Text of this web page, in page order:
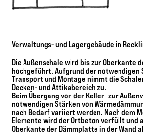
Verwaltungs- und Lagergebäude in
Die Außenschale wird bis zur Oberkante
hochgeführt. Aufgrund der notwendigen
Transport ­und Montage nimmt die
Decken- und Attikabereich zu.
Beim Übergang von der Keller- zur
notwendigen Stärken von
nach Bedarf variiert werden. Nach dem
Elemente wird der Ortbeton verfüllt und
Oberkante der Dämmplatte in der Wand